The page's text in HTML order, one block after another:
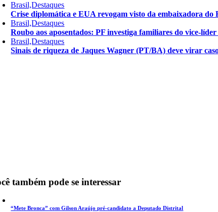
Brasil,Destaques
Crise diplomática e EUA revogam visto da embaixadora do
Brasil,Destaques
Roubo aos aposentados: PF investiga familiares do vice-
Brasil,Destaques
Sinais de riqueza de Jaques Wagner (PT/BA) deve virar
também pode se interessar
“Mete Bronca” com Gilson Araújo pré-candidato a Deputado Distrital